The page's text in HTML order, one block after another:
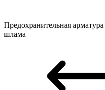
Предохранительная арматура
шлама